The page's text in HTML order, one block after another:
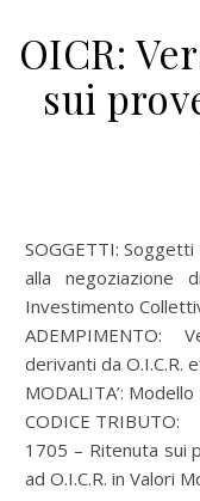
OICR:
sui
SOGGETTI: Soggetti incaricati al pagamento dei proventi o
alla negoziazione
Investimento
ADEMPIMENTO:
derivanti da O.I.C.R.
MODALITA’:
CODICE TRIBUTO:
1705 – Ritenuta sui
ad O.I.C.R. in Valori